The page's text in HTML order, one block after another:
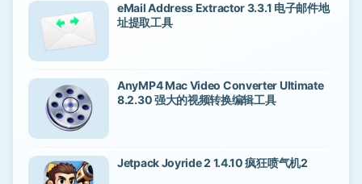
eMail Address Extractor 3.3.1 电子邮件地
址提取工具
AnyMP4 Mac Video Converter Ultimate
8.2.30 强大的视频转换编辑工具
Jetpack Joyride 2 1.4.10 疯狂喷气机2